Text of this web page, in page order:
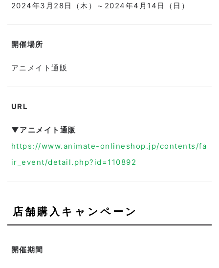
2024年3月28日（木）～2024年4月14日（日）
開催場所
アニメイト通販
URL
▼アニメイト通販
https://www.animate-onlineshop.jp/contents/fa
ir_event/detail.php?id=110892
店舗購入キャンペーン
開催期間